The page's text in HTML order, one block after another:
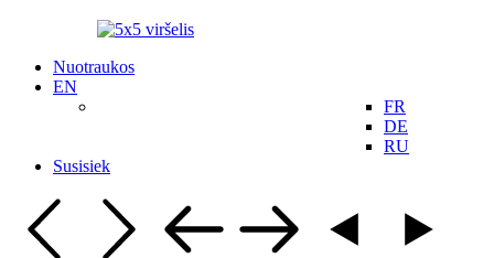
Nuotraukos
EN
FR
DE
RU
Susisiek